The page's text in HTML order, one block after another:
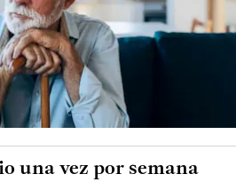
una vez por semana